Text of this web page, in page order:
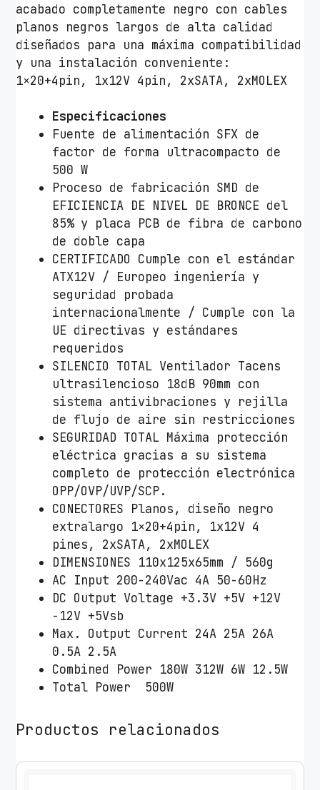
acabado completamente negro con cables
planos negros largos de alta calidad
diseñados para una máxima compatibilidad
y una instalación conveniente:
1×20+4pin, 1x12V 4pin, 2xSATA, 2xMOLEX
Especificaciones
Fuente de alimentación SFX de
factor de forma ultracompacto de
500 W
Proceso de fabricación SMD de
EFICIENCIA DE NIVEL DE BRONCE del
85% y placa PCB de fibra de carbono
de doble capa
CERTIFICADO Cumple con el estándar
ATX12V / Europeo ingeniería y
seguridad probada
internacionalmente / Cumple con la
UE directivas y estándares
requeridos
SILENCIO TOTAL Ventilador Tacens
ultrasilencioso 18dB 90mm con
sistema antivibraciones y rejilla
de flujo de aire sin restricciones
SEGURIDAD TOTAL Máxima protección
eléctrica gracias a su sistema
completo de protección electrónica
OPP/OVP/UVP/SCP.
CONECTORES Planos, diseño negro
extralargo 1×20+4pin, 1x12V 4
pines, 2xSATA, 2xMOLEX
DIMENSIONES 110x125x65mm / 560g
AC Input 200-240Vac 4A 50-60Hz
DC Output Voltage +3.3V +5V +12V
-12V +5Vsb
Max. Output Current 24A 25A 26A
0.5A 2.5A
Combined Power 180W 312W 6W 12.5W
Total Power 500W
Productos relacionados